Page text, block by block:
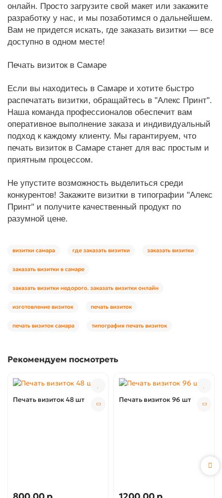
онлайн. Просто загрузите свой макет или закажите
разработку у нас, и мы позаботимся о дальнейшем.
Вам не придется искать, где заказать визитки — все
доступно в одном месте!
Печать визиток в Самаре
Если вы находитесь в Самаре и хотите быстро
распечатать визитки, обращайтесь в "Алекс Принт".
Наша команда профессионалов обеспечит вам
оперативное выполнение заказа и индивидуальный
подход к каждому клиенту. Мы гарантируем, что
печать визиток в Самаре станет для вас простым и
приятным процессом.
Не упустите возможность выделиться среди
конкурентов! Закажите визитки в типографии "Алекс
Принт" и получите качественный продукт по
разумной цене.
визитки самара где заказать визитки заказать визитки
заказать визитки в самаре
заказать визитки недорого. заказать визитки онлайн
изготовление визиток печать визиток
печать визиток самара типография печать визиток
Рекомендуем посмотреть
Печать визиток 48 шт Печать визиток 96 шт